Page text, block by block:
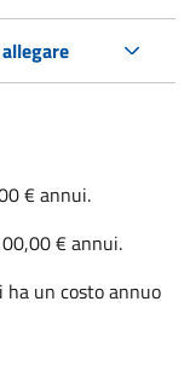
€ annui.
€ annui.
un costo annuo